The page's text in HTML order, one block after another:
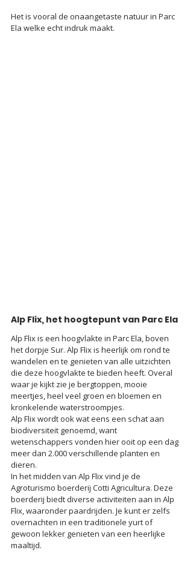
Het is vooral de onaangetaste natuur in Parc
Ela welke echt indruk maakt.
Alp Flix, het hoogtepunt van Parc Ela
Alp Flix is een hoogvlakte in Parc Ela, boven
het dorpje Sur. Alp Flix is heerlijk om rond te
wandelen en te genieten van alle uitzichten
die deze hoogvlakte te bieden heeft. Overal
waar je kijkt zie je bergtoppen, mooie
meertjes, heel veel groen en bloemen en
kronkelende waterstroompjes.
Alp Flix wordt ook wat eens een schat aan
biodiversiteit genoemd, want
wetenschappers vonden hier ooit op een dag
meer dan 2.000 verschillende planten en
dieren.
In het midden van Alp Flix vind je de
Agroturismo boerderij Cotti Agricultura. Deze
boerderij biedt diverse activiteiten aan in Alp
Flix, waaronder paardrijden. Je kunt er zelfs
overnachten in een traditionele yurt of
gewoon lekker genieten van een heerlijke
maaltijd.